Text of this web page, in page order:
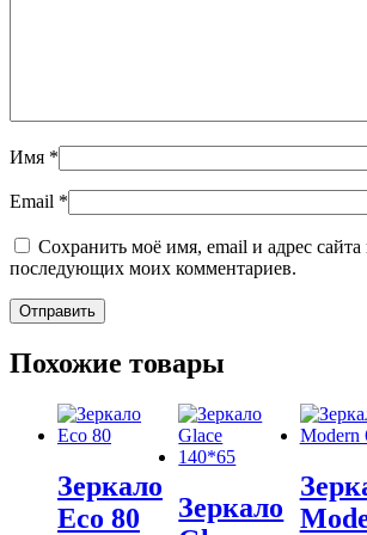
Имя *
Email *
Сохранить моё имя, email и адрес сайта
последующих моих комментариев.
Похожие товары
Зеркало
Eco 80
Зеркало